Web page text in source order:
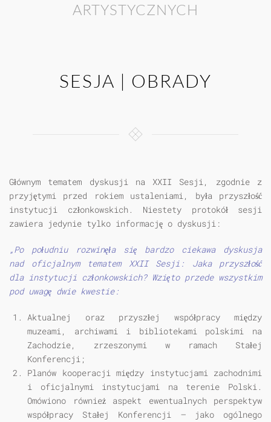
ARTYSTYCZNYCH
SESJA | OBRADY
Głównym tematem dyskusji na XXII Sesji, zgodnie z
przyjętymi przed rokiem ustaleniami, była przyszłość
instytucji członkowskich. Niestety protokół sesji
zawiera jedynie tylko informację o dyskusji:
„Po południu rozwinęła się bardzo ciekawa dyskusja
nad oficjalnym tematem XXII Sesji: Jaka przyszłość
dla instytucji członkowskich? Wzięto przede wszystkim
pod uwagę dwie kwestie:
Aktualnej oraz przyszłej współpracy między
muzeami, archiwami i bibliotekami polskimi na
Zachodzie, zrzeszonymi w ramach Stałej
Konferencji;
Planów kooperacji między instytucjami zachodnimi
i oficjalnymi instytucjami na terenie Polski.
Omówiono również aspekt ewentualnych perspektyw
współpracy Stałej Konferencji — jako ogólnego